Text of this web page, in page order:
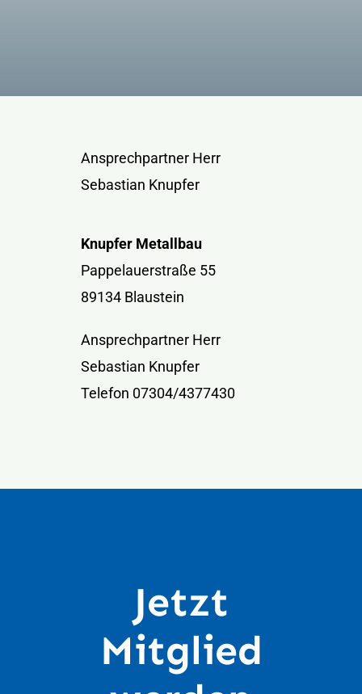
Ansprechpartner Herr
Sebastian Knupfer
Knupfer Metallbau
Pappelauerstraße 55
89134 Blaustein
Ansprechpartner Herr
Sebastian Knupfer
Telefon 07304/4377430
Jetzt
Mitglied